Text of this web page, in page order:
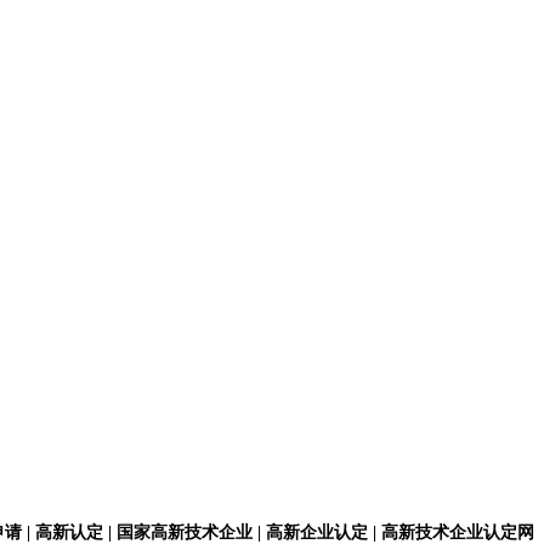
请 | 高新认定 | 国家高新技术企业 | 高新企业认定 | 高新技术企业认定网